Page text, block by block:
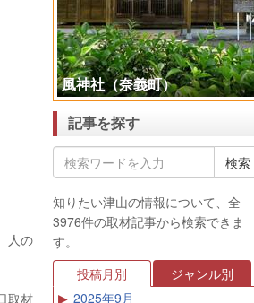
人の
取材
津山郷土博物館特別展「考古
学は語る！美作津山の古墳文
化」
記事を探す
知りたい津山の情報について、全
3976件の取材記事から検索できま
す。
投稿月別
ジャンル別
2025年9月